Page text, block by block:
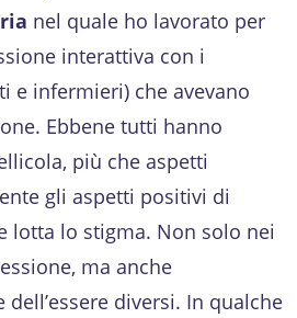
nel quale ho lavorato per
interattiva con i
e infermieri) che avevano
Ebbene tutti hanno
più che aspetti
gli aspetti positivi di
lotta lo stigma. Non solo nei
ma anche
dell’essere diversi. In qualche